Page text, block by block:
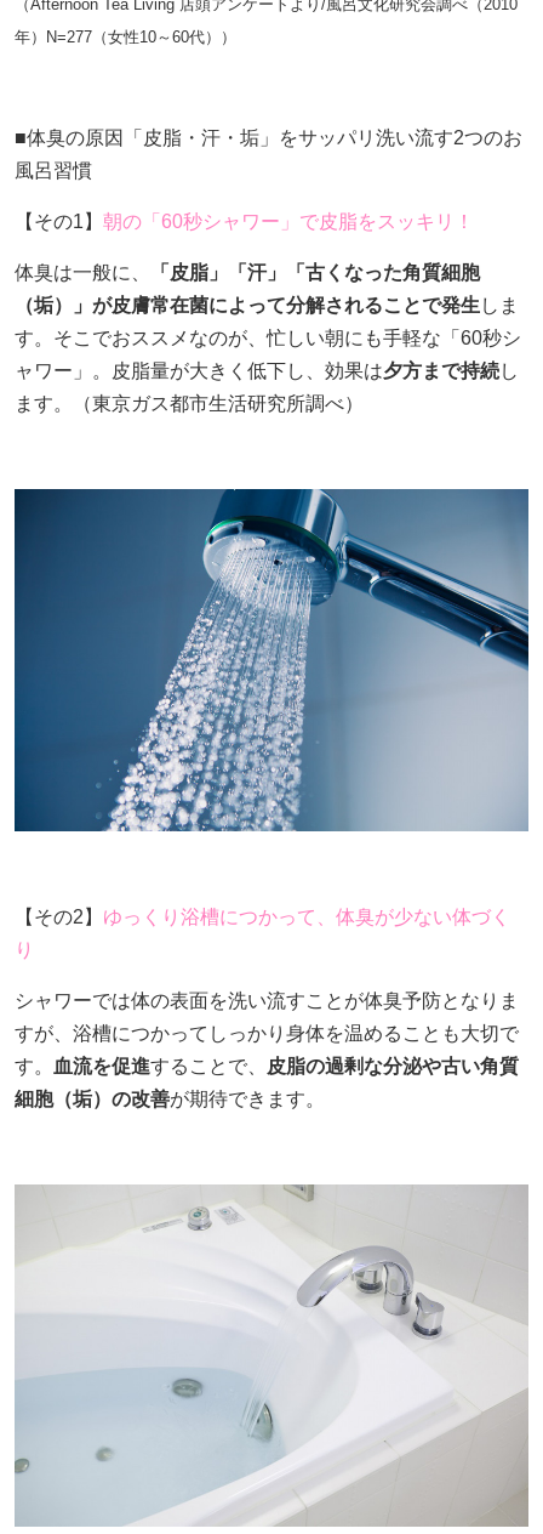
（Afternoon Tea Living 店頭アンケートより/風呂文化研究会調べ（2010
年）N=277（女性10～60代））
■体臭の原因「皮脂・汗・垢」をサッパリ洗い流す2つのお
風呂習慣
【その1】 朝の「60秒シャワー」で皮脂をスッキリ！
体臭は一般に、
「皮脂」「汗」「古くなった角質細胞
（垢）」が皮膚常在菌によって分解されることで発生 しま
す。そこでおススメなのが、忙しい朝にも手軽な「60秒シ
ャワー」。皮脂量が大きく低下し、効果は夕方まで持続し
ます。（東京ガス都市生活研究所調べ）
【その2】 ゆっくり浴槽につかって、体臭が少ない体づく
り
シャワーでは体の表面を洗い流すことが体臭予防となりま
すが、浴槽につかってしっかり身体を温めることも大切で
す。
血流を促進することで、
皮脂の過剰な分泌や古い角質
細胞（垢）の改善が期待できます。